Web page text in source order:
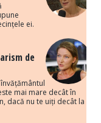
ei.
de
mai mare decât în
dacă nu te uiți decât la